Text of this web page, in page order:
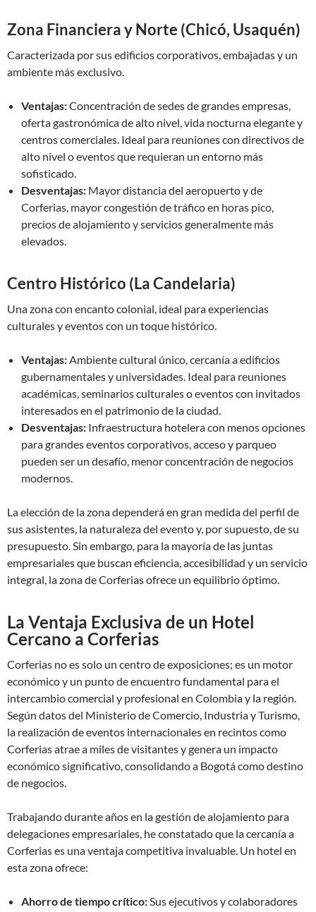
Zona Financiera y Norte (Chicó, Usaquén)
Caracterizada por sus edificios corporativos, embajadas y un
ambiente más exclusivo.
Ventajas:Concentración de sedes de grandes empresas,
oferta gastronómica de alto nivel, vida nocturna elegante y
centros comerciales. Ideal para reuniones con directivos de
alto nivel o eventos que requieran un entorno más
sofisticado.
Desventajas: Mayor distancia del aeropuerto y de
Corferias, mayor congestión de tráfico en horas pico,
precios de alojamiento y servicios generalmente más
elevados.
Centro Histórico (La Candelaria)
Una zona con encanto colonial, ideal para experiencias
culturales y eventos con un toque histórico.
Ventajas:Ambiente cultural único, cercanía a edificios
gubernamentales y universidades. Ideal para reuniones
académicas, seminarios culturales o eventos con invitados
interesados en el patrimonio de la ciudad.
Desventajas: Infraestructura hotelera con menos opciones
para grandes eventos corporativos, acceso y parqueo
pueden ser un desafío, menor concentración de negocios
modernos.
La elección de la zona dependerá en gran medida del perfil de
sus asistentes, la naturaleza del evento y, por supuesto, de su
presupuesto. Sin embargo, para la mayoría de las juntas
empresariales que buscan eficiencia, accesibilidad y un servicio
integral, la zona de Corferias ofrece un equilibrio óptimo.
La Ventaja Exclusiva de un Hotel
Cercano a Corferias
Corferias no es solo un centro de exposiciones; es un motor
económico y un punto de encuentro fundamental para el
intercambio comercial y profesional en Colombia y la región.
Según datos del Ministerio de Comercio, Industria y Turismo,
la realización de eventos internacionales en recintos como
Corferias atrae a miles de visitantes y genera un impacto
económico significativo, consolidando a Bogotá como destino
de negocios.
Trabajando durante años en la gestión de alojamiento para
delegaciones empresariales, he constatado que la cercanía a
Corferias es una ventaja competitiva invaluable. Un hotel en
esta zona ofrece:
Ahorro de tiempo crítico:Sus ejecutivos y colaboradores